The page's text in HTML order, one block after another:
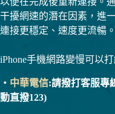
干擾網速的潛在因素，進
連接更穩定、速度更流暢。
iPhone手機網路變慢可以
・ 中華電信:請撥打客服專
動直撥123)